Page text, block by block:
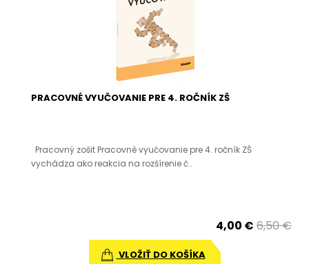
PRACOVNÉ VYUČOVANIE PRE 4. ROČNÍK ZŠ
Pracovný zošit Pracovné vyučovanie pre 4. ročník ZŠ
vychádza ako reakcia na rozšírenie č..
4,00 € 6,50 €
VLOŽIŤ DO KOŠÍKA